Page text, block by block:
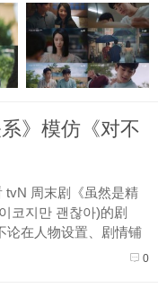
》模仿《对不
周末剧《虽然是精
코지만 괜찮아)的剧
论在人物设置、剧情铺
摆设，都充满著编剧背 0